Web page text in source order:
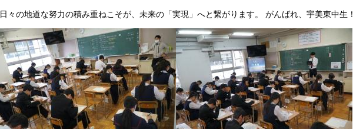
日々の地道な努力の積み重ねこそが、未来の「実現」へと繋がります。 がんばれ、宇美東中生！